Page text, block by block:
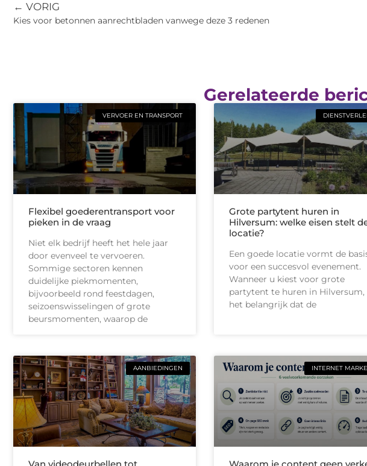
← VORIG
Kies voor betonnen aanrechtbladen vanwege deze 3 redenen
Gerelateerde
VERVOER EN TRANSPORT
Flexibel goederentransport voor
pieken in de vraag
Niet elk bedrijf heeft het hele jaar
door evenveel te vervoeren.
Sommige sectoren kennen
duidelijke piekmomenten,
bijvoorbeeld rond feestdagen,
seizoenswisselingen of grote
beursmomenten, waarop de
Grote partytent huren in
Hilversum: welke eisen stelt
locatie?
Een goede locatie vormt de
voor een succesvol evenement.
Wanneer u kiest voor grote
partytent te huren in Hilversum,
het belangrijk dat de
AANBIEDINGEN INTERNET